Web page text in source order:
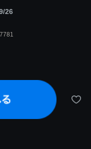
26